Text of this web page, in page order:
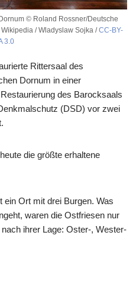
© Roland Rossner/Deutsche
/ Wladyslaw Sojka /CC-BY-
3.0
Rittersaal des
Dornum in einer
des Barocksaals
(DSD) vor zwei
die größte erhaltene
ein Ort mit drei Burgen. Was
waren die Ostfriesen nur
ihrer Lage: Oster-, Wester-